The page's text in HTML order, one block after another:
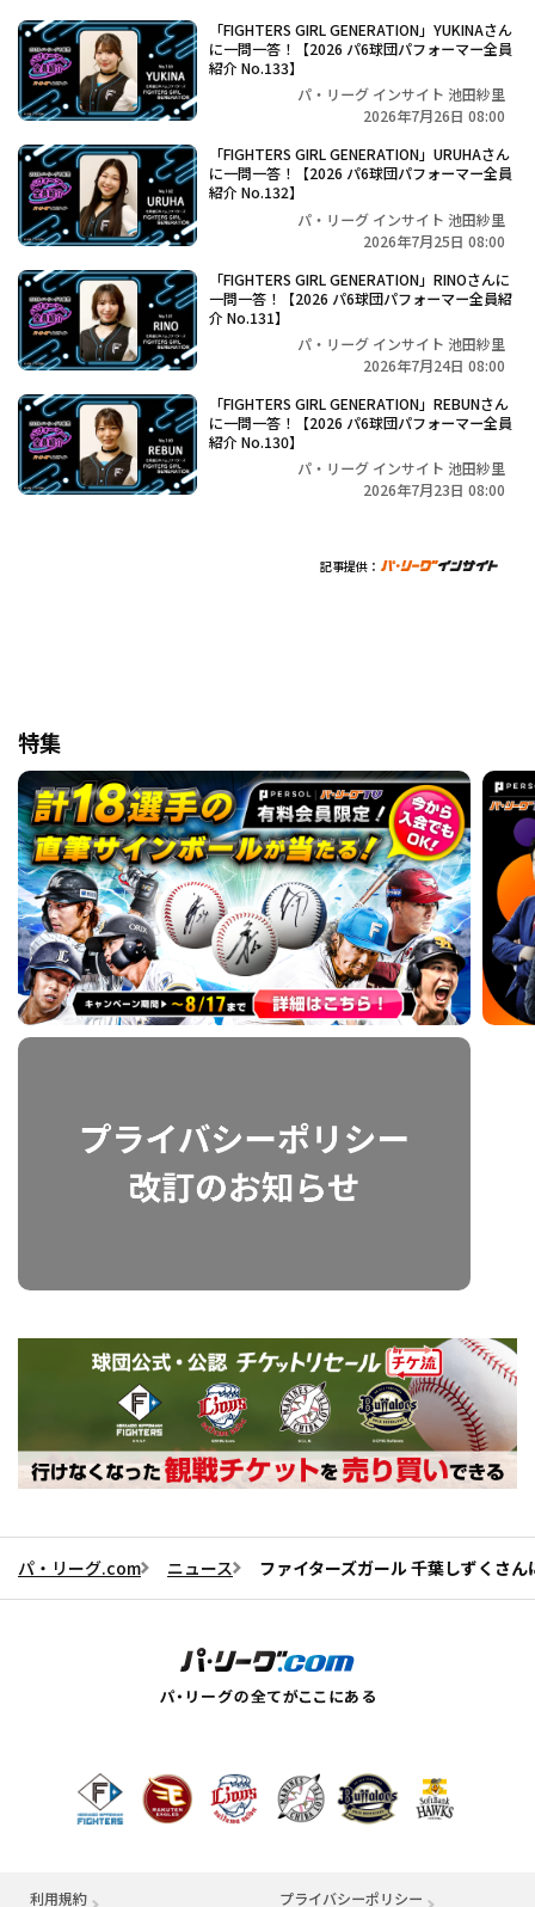
「FIGHTERS GIRL GENERATION」YUKINAさん
に一問一答！【2026 パ6球団パフォーマー全員
紹介 No.133】
パ・リーグ インサイト 池田紗里
2026年7月26日 08:00
「FIGHTERS GIRL GENERATION」URUHAさん
に一問一答！【2026 パ6球団パフォーマー全員
紹介 No.132】
パ・リーグ インサイト 池田紗里
2026年7月25日 08:00
「FIGHTERS GIRL GENERATION」RINOさんに
一問一答！【2026 パ6球団パフォーマー全員紹
介 No.131】
パ・リーグ インサイト 池田紗里
2026年7月24日 08:00
「FIGHTERS GIRL GENERATION」REBUNさん
に一問一答！【2026 パ6球団パフォーマー全員
紹介 No.130】
パ・リーグ インサイト 池田紗里
2026年7月23日 08:00
記事提供：
特集
パ・リーグ.com ニュース ファイターズガール 千葉しずくさ
利用規約 プライバシーポリシー